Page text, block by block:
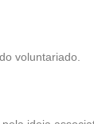
voluntariado.